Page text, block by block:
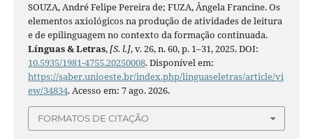
SOUZA, André Felipe Pereira de; FUZA, Ângela Francine. Os
elementos axiológicos na produção de atividades de leitura
e de epilinguagem no contexto da formação continuada.
Línguas & Letras,[S. l.], v. 26, n. 60, p. 1–31, 2025. DOI:
10.5935/1981-4755.20250008. Disponível em:
https://saber.unioeste.br/index.php/linguaseletras/article/vi
ew/34834. Acesso em: 7 ago. 2026.
FORMATOS DE CITAÇÃO